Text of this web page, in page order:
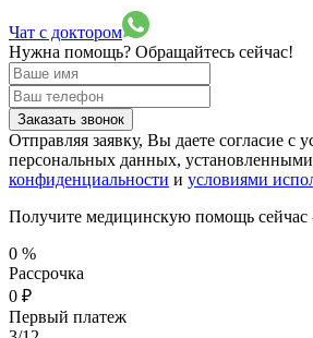
Чат с доктором
Нужна помощь? Обращайтесь сейчас!
Заказать звонок
Отправляя заявку, Вы даете согласие с
персональных данных, установленными
конфиденциальности и условиями
Получите медицинскую помощь сейчас
0 %
Рассрочка
0 ₽
Первый платеж